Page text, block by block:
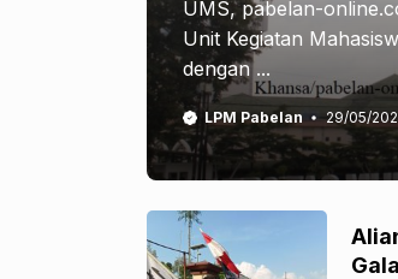
UMS, pabelan-
Unit Kegiatan
dengan ...
LPM Pabelan 29/05/